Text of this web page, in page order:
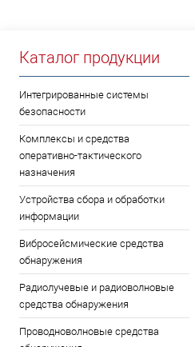
Каталог продукции
Интегрированные системы
безопасности
Комплексы и средства
оперативно-тактического
назначения
Устройства сбора и обработки
информации
Вибросейсмические средства
обнаружения
Радиолучевые и радиоволновые
средства обнаружения
Проводноволновые средства